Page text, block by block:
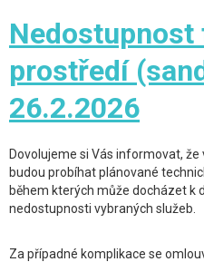
prostředí
26.2.2026
Dovolujeme si Vás informovat, že
budou probíhat plánované
během kterých může docházet k
nedostupnosti vybraných služeb.
Za případné komplikace se